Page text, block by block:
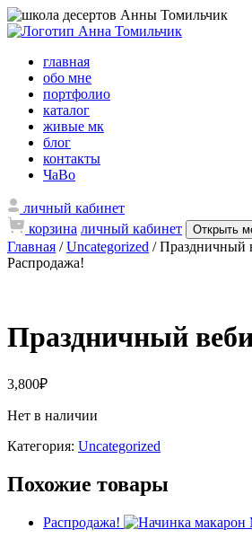
главная
обо мне
портфолио
каталог
живые мк
блог
контакты
ЧаВо
личный кабинет
корзина личный кабинет Открыть
Главная /Uncategorized / Праздничный
Распродажа!
Праздничный
3,800₽
Нет в наличии
Категория: Uncategorized
Похожие товары
Распродажа!